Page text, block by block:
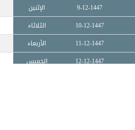
9-12-1447 الإثنين
10-12-1447 الثلاثاء
11-12-1447 الأربعاء
12-12-1447 الخميس